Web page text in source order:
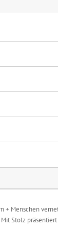
+ Menschen
Mit Stolz präsentiert